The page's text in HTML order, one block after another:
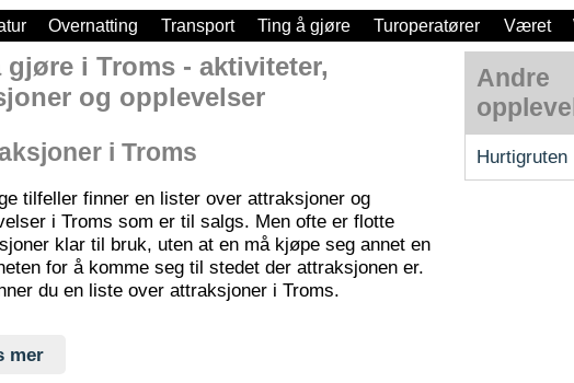
Overnatting Transport Ting å gjøre Turoperatører Været
gjøre i Troms - aktiviteter,
og opplevelser
i Troms
tilfeller finner en lister over attraksjoner og
i Troms som er til salgs. Men ofte er flotte
klar til bruk, uten at en må kjøpe seg annet en
for å komme seg til stedet der attraksjonen er.
du en liste over attraksjoner i Troms.
mer
Andre
Hurtigruten